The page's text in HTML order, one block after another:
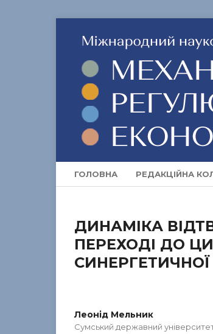
ГОЛОВНА РЕДАКЦІЙНА
ДИНАМІКА
ПЕРЕХОДІ ДО
СИНЕРГЕТИЧНОЇ
Леонід Мельник
Сумський державний